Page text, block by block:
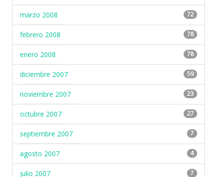
marzo 2008 72
febrero 2008 78
enero 2008 78
diciembre 2007 59
noviembre 2007 23
octubre 2007 27
septiembre 2007 7
agosto 2007 4
julio 2007 7